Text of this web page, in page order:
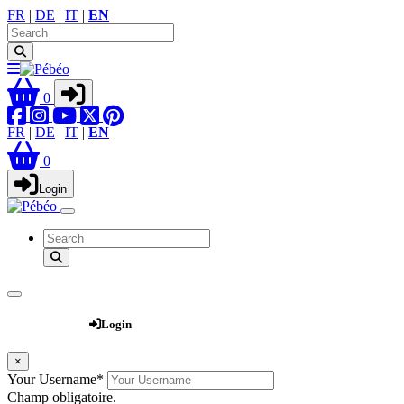
FR | DE | IT | EN
0
FR | DE | IT | EN
0
Login
Login
×
Your Username*
Champ obligatoire.